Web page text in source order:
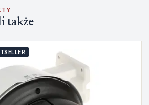
także